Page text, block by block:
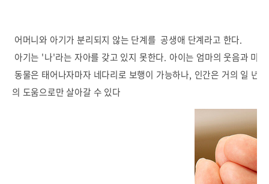
어머니와 아기가 분리되지 않는 단계를 공생애 단계라고 한다.
아기는 '나'라는 자아를 갖고 있지 못한다. 아이는 엄마의 웃음과 미
동물은 태어나자마자 네다리로 보행이 가능하나, 인간은 거의 일 년
의 도움으로만 살아갈 수 있다